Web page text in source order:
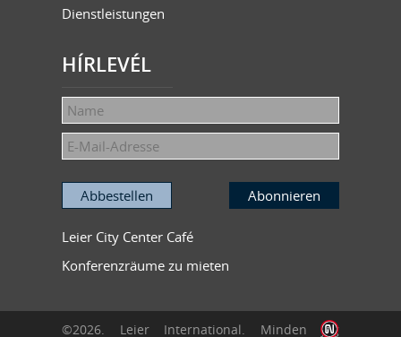
Dienstleistungen
HÍRLEVÉL
Leier City Center Café
Konferenzräume zu mieten
©2026. Leier International. Minden jog